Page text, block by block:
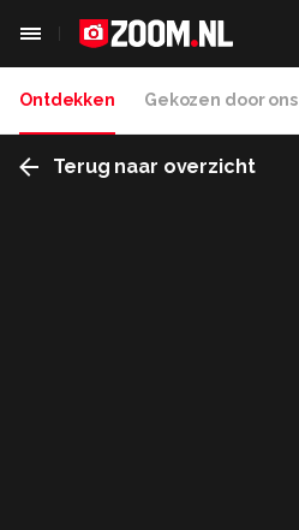
Ontdekken Gekozen door ons
Terug naar overzicht